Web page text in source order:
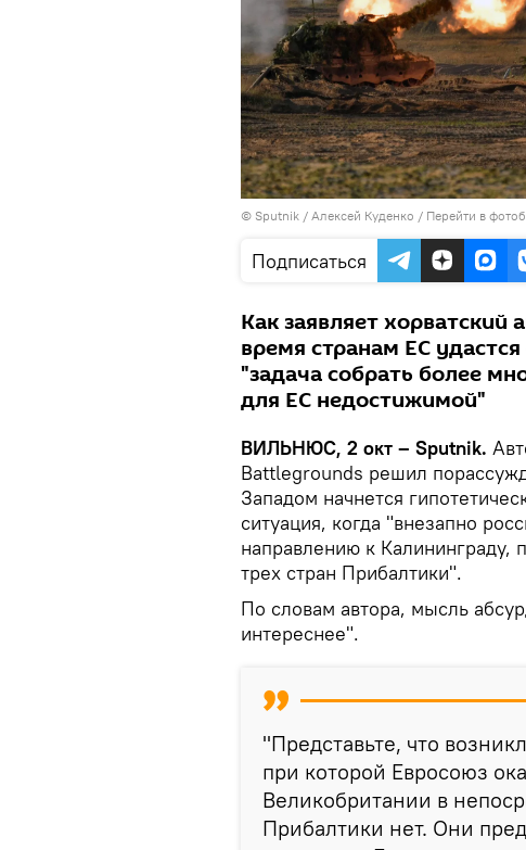
© Sputnik / Алексей Куденко / Перейти в
Подписаться
Как заявляет хорватский
время странам ЕС
"задача собрать более
для ЕС недостижимой"
ВИЛЬНЮС, 2 окт – Sputnik.
Battlegrounds решил
Западом начнется
ситуация, когда "внезапно
направлению к Калининграду,
трех стран Прибалтики".
По словам автора, мысль
интереснее".
"Представьте, что
при которой Евросоюз
Великобритании в
Прибалтики нет. Они